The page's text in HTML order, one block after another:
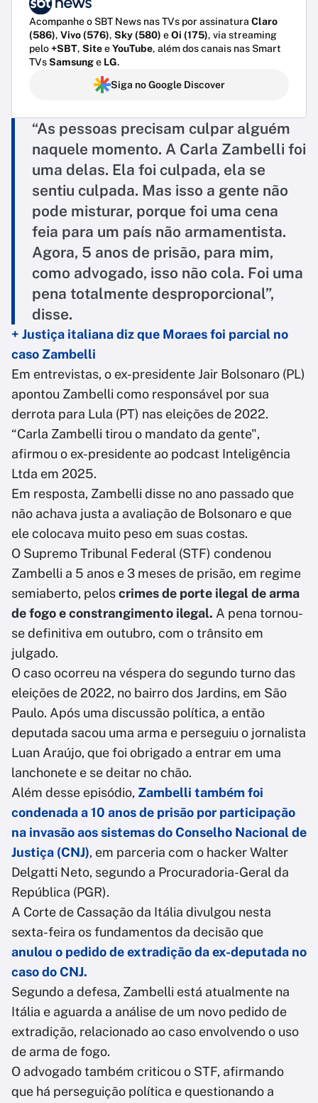
Acompanhe o SBT News nas TVs por assinatura Claro
(586), Vivo (576), Sky (580) eOi (175), via streaming
pelo+SBT, SiteeYouTube, além dos canais nas Smart
TVsSamsunge LG.
Siga no Google Discover
“As pessoas precisam culpar alguém
naquele momento. A Carla Zambelli foi
uma delas. Ela foi culpada, ela se
sentiu culpada. Mas isso a gente não
pode misturar, porque foi uma cena
feia para um país não armamentista.
Agora, 5 anos de prisão, para mim,
como advogado, isso não cola. Foi uma
pena totalmente desproporcional”,
disse.
+ Justiça italiana diz que Moraes foi parcial no
caso Zambelli
Em entrevistas, o ex-presidente Jair Bolsonaro (PL)
apontou Zambelli como responsável por sua
derrota para Lula (PT) nas eleições de 2022.
“Carla Zambelli tirou o mandato da gente",
afirmou o ex-presidente ao podcast Inteligência
Ltda em 2025.
Em resposta, Zambelli disse no ano passado que
não achava justa a avaliação de Bolsonaro e que
ele colocava muito peso em suas costas.
O Supremo Tribunal Federal (STF) condenou
Zambelli a 5 anos e 3 meses de prisão, em regime
semiaberto, peloscrimes de porte ilegal de arma
de fogo e constrangimento ilegal. A pena tornou-
se definitiva em outubro, com o trânsito em
julgado.
O caso ocorreu na véspera do segundo turno das
eleições de 2022, no bairro dos Jardins, em São
Paulo. Após uma discussão política, a então
deputada sacou uma arma e perseguiu o jornalista
Luan Araújo, que foi obrigado a entrar em uma
lanchonete e se deitar no chão.
Além desse episódio, Zambelli também foi
condenada a 10 anos de prisão por participação
na invasão aos sistemas do Conselho Nacional de
Justiça (CNJ), em parceria com o hacker Walter
Delgatti Neto, segundo a Procuradoria-Geral da
República (PGR).
A Corte de Cassação da Itália divulgou nesta
sexta-feira os fundamentos da decisão que
anulou o pedido de extradição da ex-deputada no
caso do CNJ.
Segundo a defesa, Zambelli está atualmente na
Itália e aguarda a análise de um novo pedido de
extradição, relacionado ao caso envolvendo o uso
de arma de fogo.
O advogado também criticou o STF, afirmando
que há perseguição política e questionando a